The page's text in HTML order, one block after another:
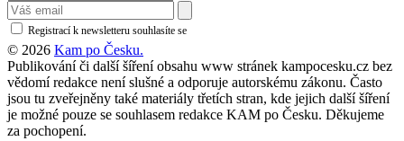
Registrací k newsletteru souhlasíte se
© 2026 Kam po Česku.
Publikování či další šíření obsahu www stránek kampocesku.cz bez
vědomí redakce není slušné a odporuje autorskému zákonu. Často
jsou tu zveřejněny také materiály třetích stran, kde jejich další šíření
je možné pouze se souhlasem redakce KAM po Česku. Děkujeme
za pochopení.